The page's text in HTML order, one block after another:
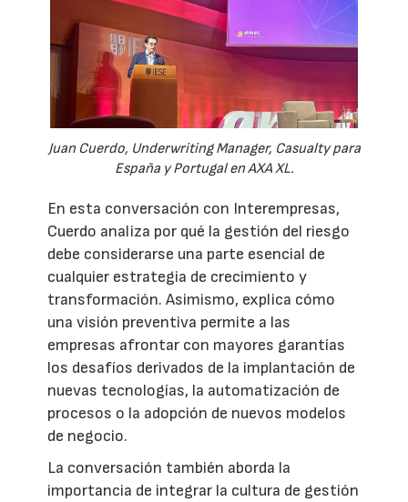
Juan Cuerdo, Underwriting Manager, Casualty para
España y Portugal en AXA XL.
En esta conversación con Interempresas,
Cuerdo analiza por qué la gestión del riesgo
debe considerarse una parte esencial de
cualquier estrategia de crecimiento y
transformación. Asimismo, explica cómo
una visión preventiva permite a las
empresas afrontar con mayores garantías
los desafíos derivados de la implantación de
nuevas tecnologías, la automatización de
procesos o la adopción de nuevos modelos
de negocio.
La conversación también aborda la
importancia de integrar la cultura de gestión